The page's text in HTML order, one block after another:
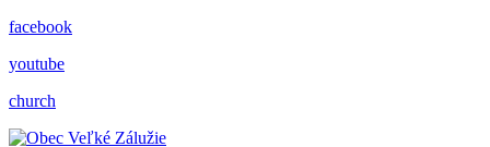
facebook
youtube
church